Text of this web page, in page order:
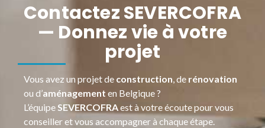
Contactez SEVERCOFRA
— Donnez vie à votre
projet
Vous avez un projet de construction, de rénovation
ou d’aménagement en Belgique ?
L’équipeSEVERCOFRAest à votre écoute pour vous
conseiller et vous accompagner à chaque étape.